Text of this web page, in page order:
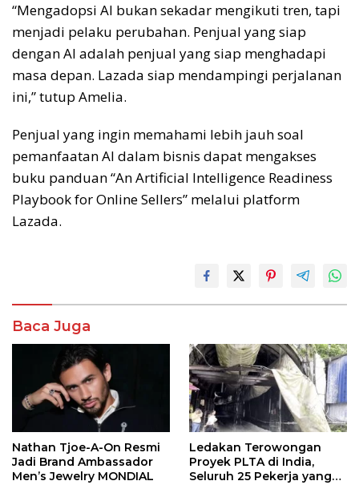
“Mengadopsi AI bukan sekadar mengikuti tren, tapi
menjadi pelaku perubahan. Penjual yang siap
dengan AI adalah penjual yang siap menghadapi
masa depan. Lazada siap mendampingi perjalanan
ini,” tutup Amelia.
Penjual yang ingin memahami lebih jauh soal
pemanfaatan AI dalam bisnis dapat mengakses
buku panduan “An Artificial Intelligence Readiness
Playbook for Online Sellers” melalui platform
Lazada.
Baca Juga
Nathan Tjoe-A-On Resmi
Jadi Brand Ambassador
Men’s Jewelry MONDIAL
Ledakan Terowongan
Proyek PLTA di India,
Seluruh 25 Pekerja yang